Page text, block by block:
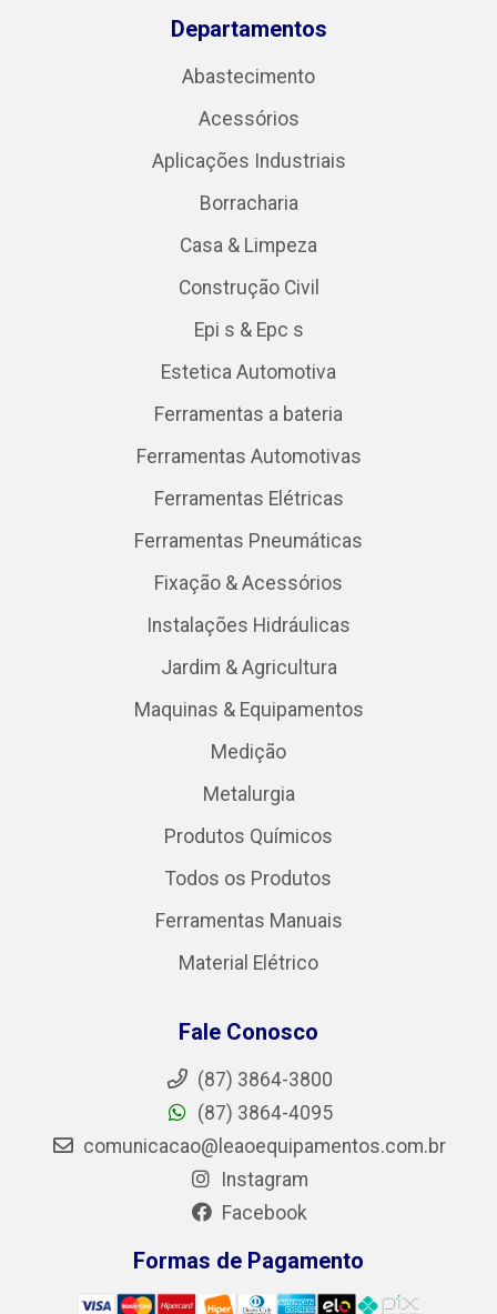
Departamentos
Abastecimento
Acessórios
Aplicações Industriais
Borracharia
Casa & Limpeza
Construção Civil
Epi s & Epc s
Estetica Automotiva
Ferramentas a bateria
Ferramentas Automotivas
Ferramentas Elétricas
Ferramentas Pneumáticas
Fixação & Acessórios
Instalações Hidráulicas
Jardim & Agricultura
Maquinas & Equipamentos
Medição
Metalurgia
Produtos Químicos
Todos os Produtos
Ferramentas Manuais
Material Elétrico
Fale Conosco
(87) 3864-3800
(87) 3864-4095
comunicacao@leaoequipamentos.com.br
Instagram
Facebook
Formas de Pagamento